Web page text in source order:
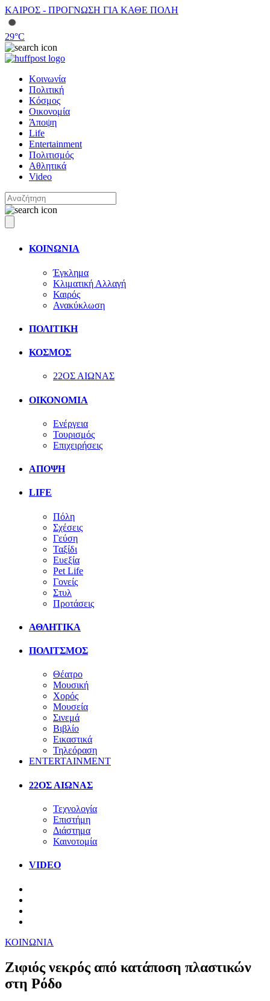
ΚΑΙΡΟΣ - ΠΡΟΓΝΩΣΗ ΓΙΑ ΚΑΘΕ ΠΟΛΗ
29°C
Κοινωνία
Πολιτική
Κόσμος
Οικονομία
Άποψη
Life
Entertainment
Πολιτισμός
Αθλητικά
Video
ΚΟΙΝΩΝΙΑ
Έγκλημα
Κλιματική Αλλαγή
Καιρός
Ανακύκλωση
ΠΟΛΙΤΙΚΗ
ΚΟΣΜΟΣ
22ΟΣ ΑΙΩΝΑΣ
ΟΙΚΟΝΟΜΙΑ
Ενέργεια
Τουρισμός
Επιχειρήσεις
ΑΠΟΨΗ
LIFE
Πόλη
Σχέσεις
Γεύση
Ταξίδι
Ευεξία
Pet Life
Γονείς
Στυλ
Προτάσεις
ΑΘΛΗΤΙΚΑ
ΠΟΛΙΤΣΜΟΣ
Θέατρο
Μουσική
Χορός
Μουσεία
Σινεμά
Βιβλίο
Εικαστικά
Τηλεόραση
ENTERTAINMENT
22ΟΣ ΑΙΩΝΑΣ
Τεχνολογία
Επιστήμη
Διάστημα
Καινοτομία
VIDEO
ΚΟΙΝΩΝΙΑ
Ζιφιός νεκρός από κατάποση πλαστικών
στη Ρόδο